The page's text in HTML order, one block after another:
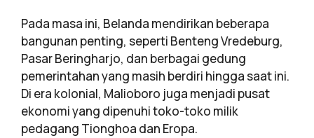
Pada masa ini, Belanda mendirikan beberapa
bangunan penting, seperti Benteng Vredeburg,
Pasar Beringharjo, dan berbagai gedung
pemerintahan yang masih berdiri hingga saat ini.
Di era kolonial, Malioboro juga menjadi pusat
ekonomi yang dipenuhi toko-toko milik
pedagang Tionghoa dan Eropa.